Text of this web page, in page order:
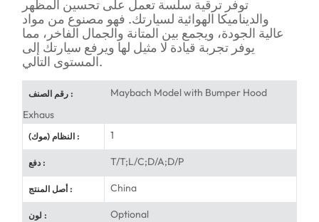
توفر ترقية سلسة تعمل على تحسين المظهر
والديناميكا الهوائية لسيارتك. فهو مصنوع من مواد
عالية الجودة، ويجمع بين المتانة والجمال الفاخر، مما
يوفر تجربة قيادة لا مثيل لها ويرفع سيارتك إلى
المستوى التالي.
رقم الصنف :
Maybach Model with Bumper Hood
Exhaus
النظام (موك) : 1
دفع : T/T;L/C;D/A;D/P
أصل المنتج : China
لون : Optional